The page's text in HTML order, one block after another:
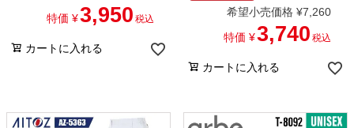
特価 ¥3,950 税込
カートに入れる
希望小売価格 ¥7,260
特価 ¥3,740 税込
カートに入れる